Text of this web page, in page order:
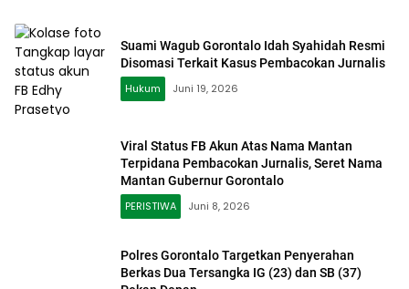
Suami Wagub Gorontalo Idah Syahidah Resmi
Disomasi Terkait Kasus Pembacokan Jurnalis
Hukum
Juni 19, 2026
Viral Status FB Akun Atas Nama Mantan
Terpidana Pembacokan Jurnalis, Seret Nama
Mantan Gubernur Gorontalo
PERISTIWA
Juni 8, 2026
Polres Gorontalo Targetkan Penyerahan
Berkas Dua Tersangka IG (23) dan SB (37)